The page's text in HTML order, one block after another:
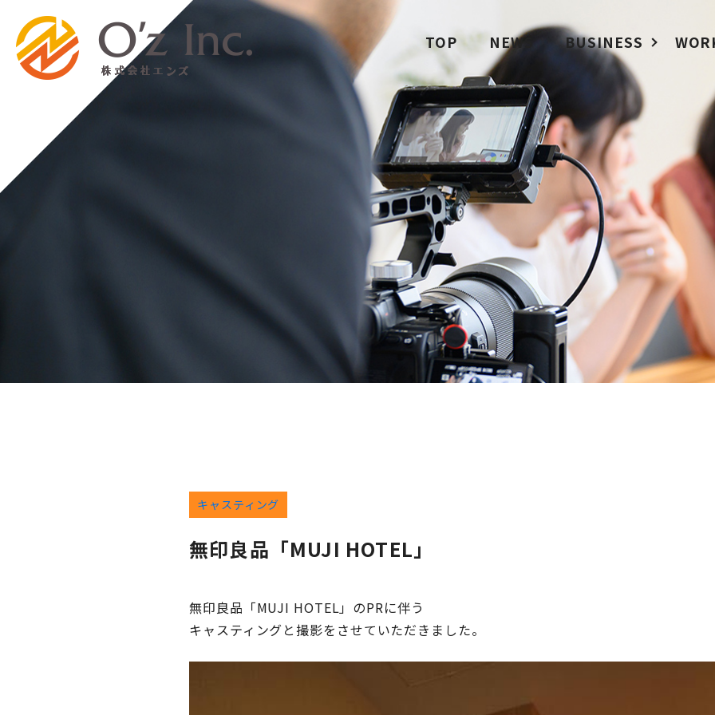
TOP NEWS BUSINESS
キャスティング
無印良品「MUJI HOTEL」
無印良品「MUJI HOTEL」のPRに伴う
キャスティングと撮影をさせていただきま